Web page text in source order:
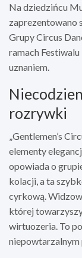
Na dziedzińcu
zaprezentowano
Grupy Circus
ramach
uznaniem.
rozrywki
„Gentlemen’s
elementy
opowiada o
kolacji, a ta
cyrkową.
której
wirtuozeria. To
niepowtarzalnym